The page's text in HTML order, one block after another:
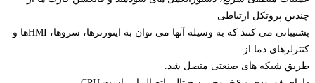
چندین پروتکل ارتباطی
پشتیبانی می کنند که به وسیله آنها می توان به اینورترها، سروها، HMIها و
کنترلرهای دما از
طریق شبکه های صنعتی متصل شد.